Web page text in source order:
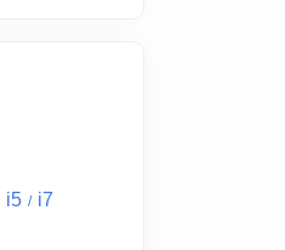
i5 /i7